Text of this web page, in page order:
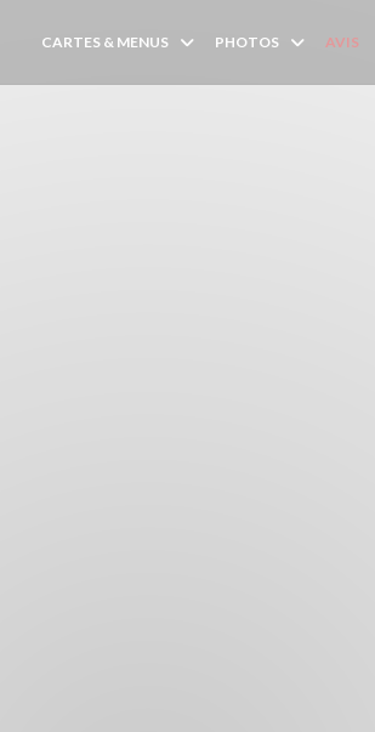
CARTES & MENUS PHOTOS AVIS